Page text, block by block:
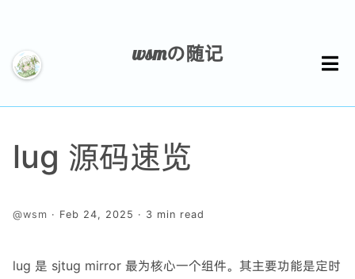
wsmの随记
主页
lug 源码速览
@wsm · Feb 24, 2025 · 3 min read
lug 是 sjtug mirror 最为核心一个组件。其主要功能是定时